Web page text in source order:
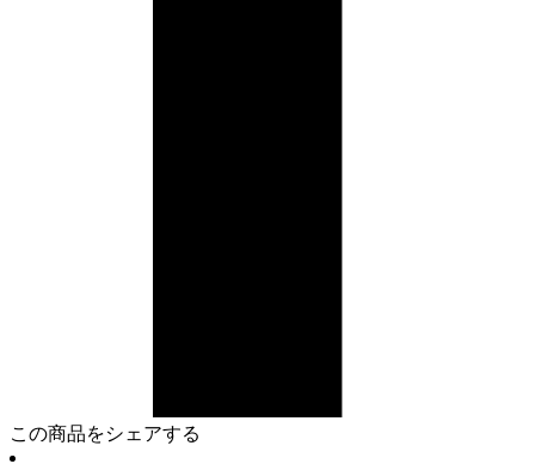
この商品をシェアする